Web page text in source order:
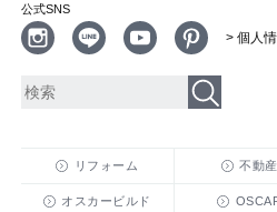
公式SNS
> 個人
リフォーム 不動産
オスカービルド